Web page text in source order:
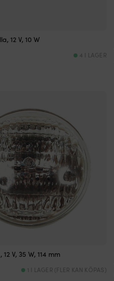
12 V, 10 W
4 I LAGER
V, 35 W, 114 mm
1 I LAGER (FLER KAN KÖPAS)